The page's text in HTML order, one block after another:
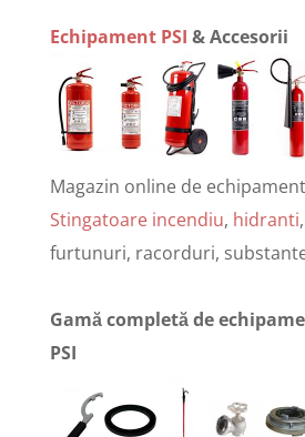
Echipament PSI & Accesorii
Magazin online de
Stingatoare incendiu, hidranti
furtunuri, racorduri,
Gamă completă de
PSI